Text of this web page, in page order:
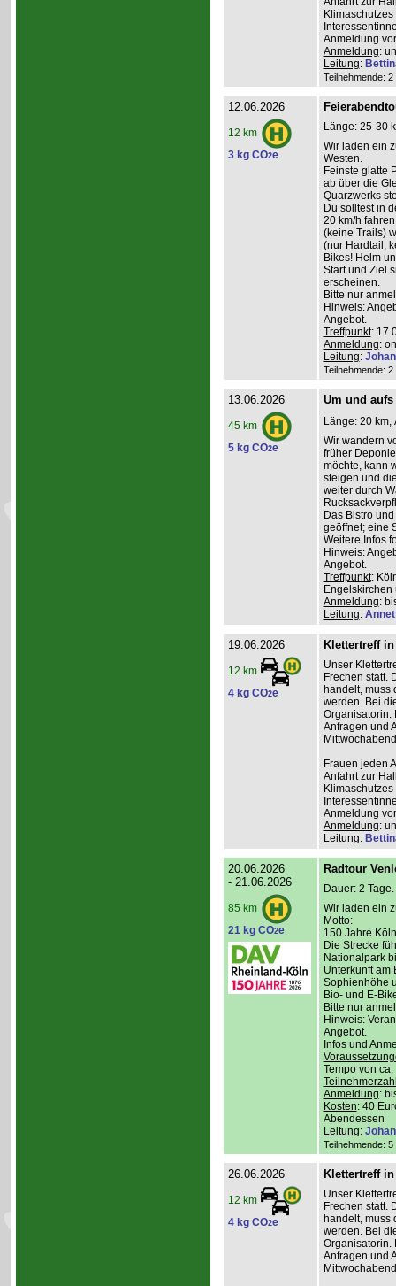
Anmeldung
Anmeldung:
Leitung:
Teilnehmende:
12.06.2026
12 km
3 kg CO2e
Länge: 25-30
Wir laden ein
Westen.
Feinste glatte
ab über die
Quarzwerks
Du solltest in
20 km/h
(keine Trails)
(nur Hardtail,
Bikes! Helm
Start und Ziel
erscheinen.
Bitte nur
Hinweis:
Angebot.
Treffpunkt:
Anmeldung:
Leitung:
Teilnehmende:
13.06.2026
45 km
5 kg CO2e
Um und
Länge: 20 km,
Wir wandern
früher
möchte, kann
steigen und
weiter durch
Das Bistro
geöffnet; eine
Weitere Infos
Hinweis:
Angebot.
Treffpunkt:
Engelskirchen
Anmeldung:
Leitung:
19.06.2026
12 km
4 kg CO2e
Klettertreff
Unser
Frechen statt.
handelt, muss
werden. Bei
Organisatorin.
Anfragen und
Frauen jeden
Anfahrt zur
Anmeldung
Anmeldung:
Leitung:
20.06.2026
- 21.06.2026
85 km
21 kg CO2e
Radtour
Dauer: 2 Tage.
Wir laden ein
Motto:
150 Jahre
Die Strecke
Nationalpark
Unterkunft am
Sophienhöhe
Bio- und E-
Bitte nur
Hinweis:
Angebot.
Infos und
Tempo von
Anmeldung:
Kosten: 40
Abendessen
Leitung:
Teilnehmende:
26.06.2026
12 km
4 kg CO2e
Klettertreff
Unser
Frechen statt.
handelt, muss
werden. Bei
Organisatorin.
Anfragen und